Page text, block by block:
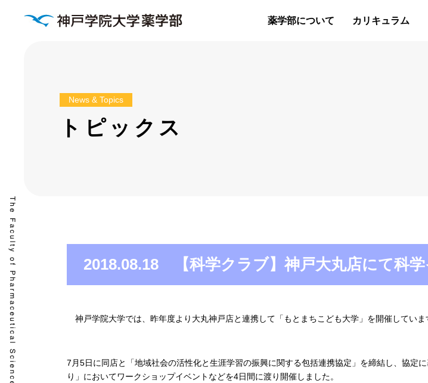
薬学部について カリキュラム
News & Topics
トピックス
2018.08.18 【科学クラブ】神戸大丸店にて科
神戸学院大学では、昨年度より大丸神戸店と連携して「もとまちこども大学」を開催していま
7月5日に同店と「地域社会の活性化と生涯学習の振興に関する包括連携協定」を締結し、協定
り」においてワークショップイベントなどを4日間に渡り開催しました。